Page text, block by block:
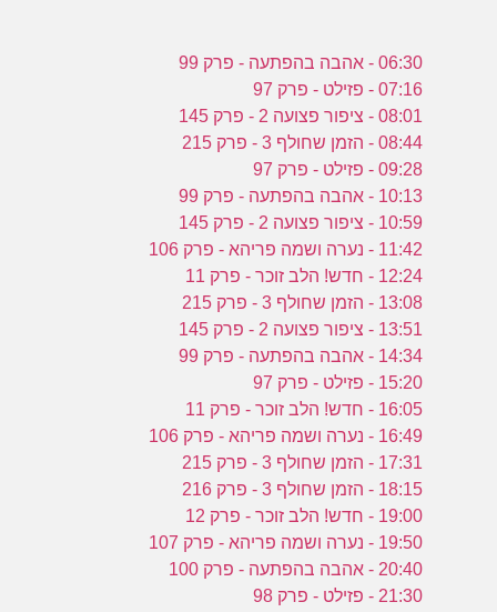
06:30 - אהבה בהפתעה - פרק 99
07:16 - פזילט - פרק 97
08:01 - ציפור פצועה 2 - פרק 145
08:44 - הזמן שחולף 3 - פרק 215
09:28 - פזילט - פרק 97
10:13 - אהבה בהפתעה - פרק 99
10:59 - ציפור פצועה 2 - פרק 145
11:42 - נערה ושמה פריהא - פרק 106
12:24 - חדש! הלב זוכר - פרק 11
13:08 - הזמן שחולף 3 - פרק 215
13:51 - ציפור פצועה 2 - פרק 145
14:34 - אהבה בהפתעה - פרק 99
15:20 - פזילט - פרק 97
16:05 - חדש! הלב זוכר - פרק 11
16:49 - נערה ושמה פריהא - פרק 106
17:31 - הזמן שחולף 3 - פרק 215
18:15 - הזמן שחולף 3 - פרק 216
19:00 - חדש! הלב זוכר - פרק 12
19:50 - נערה ושמה פריהא - פרק 107
20:40 - אהבה בהפתעה - פרק 100
21:30 - פזילט - פרק 98